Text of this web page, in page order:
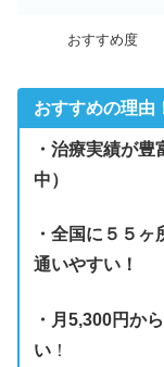
おすすめ度
おすすめの理由
・治療実績が
中）
・全国に５５
通いやすい！
・月5,300円か
い！